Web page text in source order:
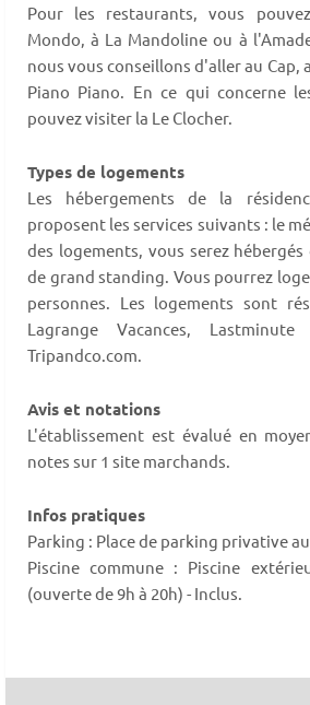
Pour les restaurants, vous
Mondo, à La Mandoline ou à
nous vous conseillons d'aller au Cap,
Piano Piano. En ce qui concerne
pouvez visiter la Le Clocher.
Types de logements
Les hébergements de la
proposent les services suivants : le
des logements, vous serez
de grand standing. Vous pourrez
personnes. Les logements sont
Lagrange Vacances,
Tripandco.com.
Avis et notations
L'établissement est évalué en
notes sur 1 site marchands.
Infos pratiques
Parking : Place de parking privative
Piscine commune : Piscine
(ouverte de 9h à 20h) - Inclus.